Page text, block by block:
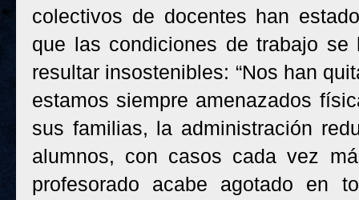
colectivos de docentes han
que las condiciones de trabajo
resultar insostenibles: “Nos han
estamos siempre amenazados
sus familias, la administración
alumnos, con casos cada vez
profesorado acabe agotado en